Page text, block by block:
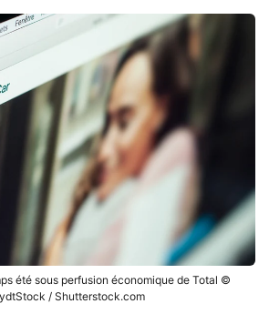
été sous perfusion économique de Total ©
/ Shutterstock.com